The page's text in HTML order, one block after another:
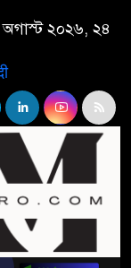
অগাস্ট ২০২৬, ২৪